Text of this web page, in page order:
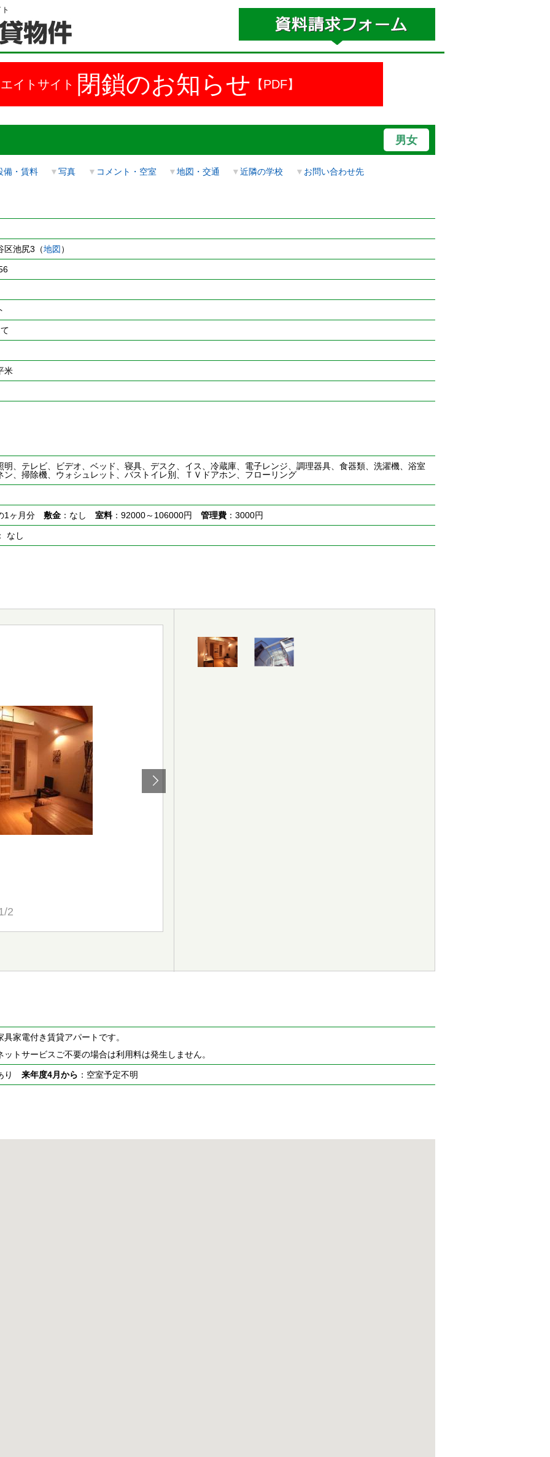
イトサイト 閉鎖のお知らせ 【PDF】
男女
備・賃料 ▼写真 ▼ コメント・空室 ▼地図・交通 ▼近隣の学校 ▼ お問い合わせ先
区池尻3（地図）
米
明、テレビ、ビデオ、ベッド、寝具、デスク、イス、冷蔵庫、電子レンジ、調理器具、食器類、洗濯機、浴室
ン、掃除機、ウォシュレット、バストイレ別、ＴＶドアホン、フローリング
1ヶ月分 敷金：なし 室料：92000～106000円 管理費：3000円
なし
2
具家電付き賃貸アパートです。
トサービスご不要の場合は利用料は発生しません。
り 来年度4月から ：空室予定不明